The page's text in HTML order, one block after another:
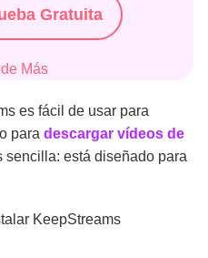
Gratuita
Más
es fácil de usar para
para descargar vídeos de
sencilla: está diseñado para
KeepStreams